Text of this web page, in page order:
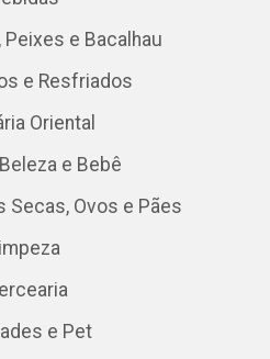
Peixes e Bacalhau
e Resfriados
Oriental
e Bebê
Secas, Ovos e Pães
e Pet